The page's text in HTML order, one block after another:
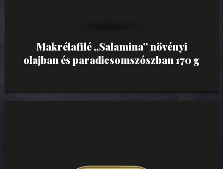
Makrélafilé „Salamina” növényi
olajban és paradicsomszószban 170 g